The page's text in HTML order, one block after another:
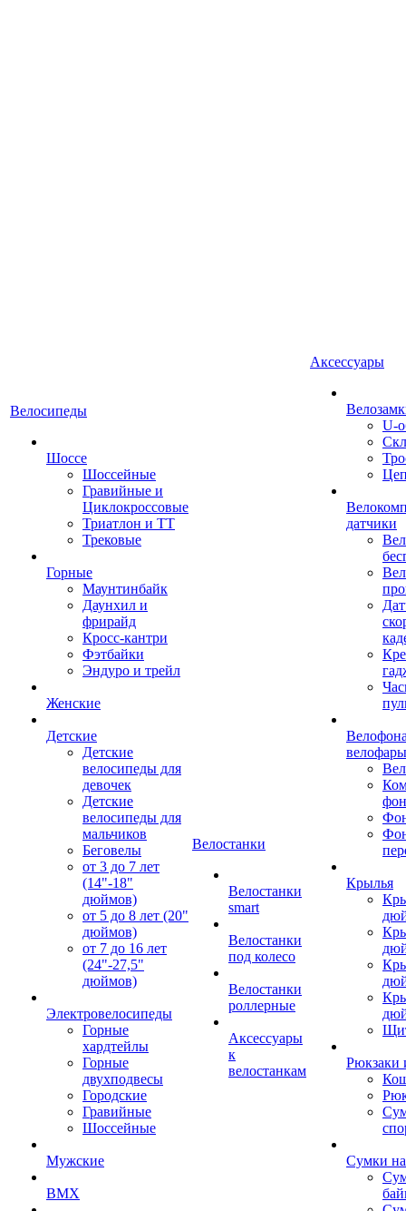
Велосипеды
Шоссе
Шоссейные
Гравийные и
Циклокроссовые
Триатлон и ТТ
Трековые
Горные
Маунтинбайк
Даунхил и
фрирайд
Кросс-кантри
Фэтбайки
Эндуро и трейл
Женские
Детские
Детские
велосипеды для
девочек
Детские
велосипеды для
мальчиков
Беговелы
от 3 до 7 лет
(14"-18"
дюймов)
от 5 до 8 лет (20"
дюймов)
от 7 до 16 лет
(24"-27,5"
дюймов)
Электровелосипеды
Горные
хардтейлы
Горные
двухподвесы
Городские
Гравийные
Шоссейные
Мужские
BMX
Велостанки
Велостанки
smart
Велостанки
под колесо
Велостанки
роллерные
Аксессуары
к
велостанкам
Аксессуары
U-
датчики
велофары
Крылья
Рюкзаки
Сумки